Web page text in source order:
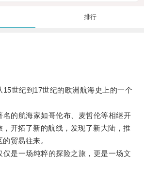
排行
世纪到17世纪的欧洲航海史上的一个
的航海家如哥伦布、麦哲伦等相继开
开拓了新的航线，发现了新大陆，推
贸易往来。
是一场纯粹的探险之旅，更是一场文